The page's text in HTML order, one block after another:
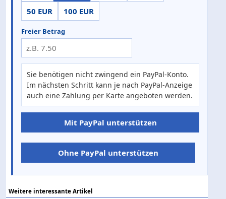
50 EUR 100 EUR
Freier Betrag
Sie benötigen nicht zwingend ein PayPal-Konto.
Im nächsten Schritt kann je nach PayPal-Anzeige
auch eine Zahlung per Karte angeboten werden.
Mit PayPal unterstützen
Ohne PayPal unterstützen
Weitere interessante Artikel